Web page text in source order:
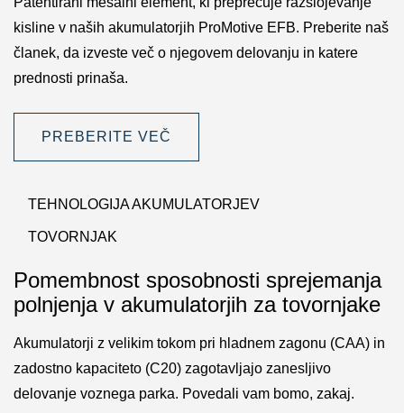
kisline v naših akumulatorjih ProMotive EFB. Preberite naš
članek, da izveste več o njegovem delovanju in katere
prednosti prinaša.
PREBERITE VEČ
TEHNOLOGIJA AKUMULATORJEV
TOVORNJAK
Pomembnost sposobnosti sprejemanja
polnjenja v akumulatorjih za tovornjake
Akumulatorji z velikim tokom pri hladnem zagonu (CAA) in
zadostno kapaciteto (C20) zagotavljajo zanesljivo
delovanje voznega parka. Povedali vam bomo, zakaj.